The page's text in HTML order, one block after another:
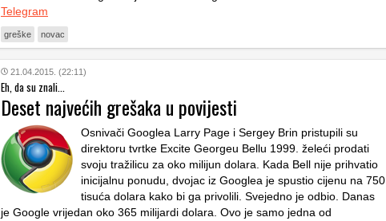
Telegram
greške novac
21.04.2015. (22:11)
Eh, da su znali...
Deset najvećih grešaka u povijesti
Osnivači Googlea Larry Page i Sergey Brin pristupili su
direktoru tvrtke Excite Georgeu Bellu 1999. želeći prodati
svoju tražilicu za oko milijun dolara. Kada Bell nije prihvatio
inicijalnu ponudu, dvojac iz Googlea je spustio cijenu na 750
tisuća dolara kako bi ga privolili. Svejedno je odbio. Danas
je Google vrijedan oko 365 milijardi dolara. Ovo je samo jedna od